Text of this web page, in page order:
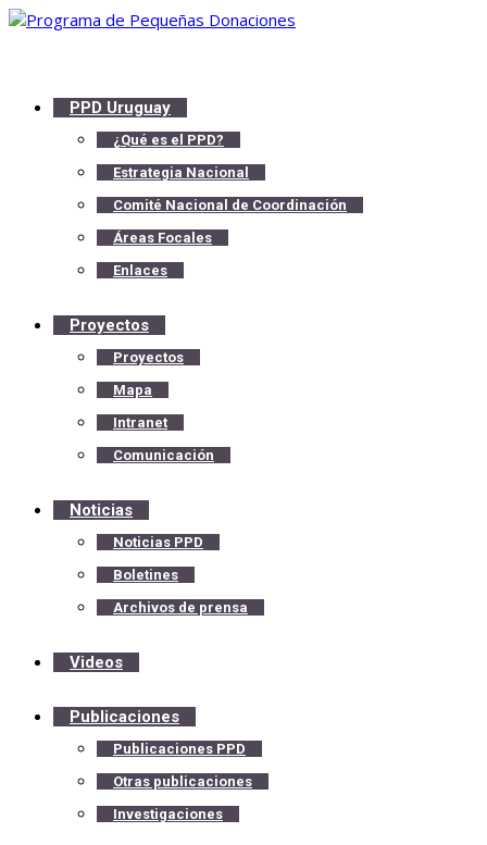
PPD Uruguay
¿Qué es el PPD?
Estrategia Nacional
Comité Nacional de Coordinación
Áreas Focales
Enlaces
Proyectos
Proyectos
Mapa
Intranet
Comunicación
Noticias
Noticias PPD
Boletines
Archivos de prensa
Videos
Publicaciones
Publicaciones PPD
Otras publicaciones
Investigaciones